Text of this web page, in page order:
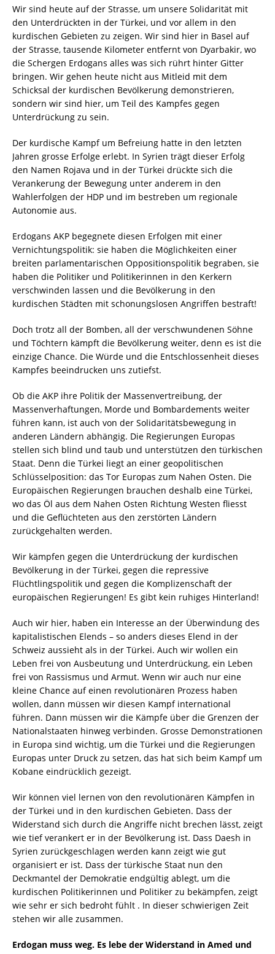
Wir sind heute auf der Strasse, um unsere Solidarität mit
den Unterdrückten in der Türkei, und vor allem in den
kurdischen Gebieten zu zeigen. Wir sind hier in Basel auf
der Strasse, tausende Kilometer entfernt von Dyarbakir, wo
die Schergen Erdogans alles was sich rührt hinter Gitter
bringen. Wir gehen heute nicht aus Mitleid mit dem
Schicksal der kurdischen Bevölkerung demonstrieren,
sondern wir sind hier, um Teil des Kampfes gegen
Unterdrückung zu sein.
Der kurdische Kampf um Befreiung hatte in den letzten
Jahren grosse Erfolge erlebt. In Syrien trägt dieser Erfolg
den Namen Rojava und in der Türkei drückte sich die
Verankerung der Bewegung unter anderem in den
Wahlerfolgen der HDP und im bestreben um regionale
Autonomie aus.
Erdogans AKP begegnete diesen Erfolgen mit einer
Vernichtungspolitik: sie haben die Möglichkeiten einer
breiten parlamentarischen Oppositionspolitik begraben, sie
haben die Politiker und Politikerinnen in den Kerkern
verschwinden lassen und die Bevölkerung in den
kurdischen Städten mit schonungslosen Angriffen bestraft!
Doch trotz all der Bomben, all der verschwundenen Söhne
und Töchtern kämpft die Bevölkerung weiter, denn es ist die
einzige Chance. Die Würde und die Entschlossenheit dieses
Kampfes beeindrucken uns zutiefst.
Ob die AKP ihre Politik der Massenvertreibung, der
Massenverhaftungen, Morde und Bombardements weiter
führen kann, ist auch von der Solidaritätsbewegung in
anderen Ländern abhängig. Die Regierungen Europas
stellen sich blind und taub und unterstützen den türkischen
Staat. Denn die Türkei liegt an einer geopolitischen
Schlüsselposition: das Tor Europas zum Nahen Osten. Die
Europäischen Regierungen brauchen deshalb eine Türkei,
wo das Öl aus dem Nahen Osten Richtung Westen fliesst
und die Geflüchteten aus den zerstörten Ländern
zurückgehalten werden.
Wir kämpfen gegen die Unterdrückung der kurdischen
Bevölkerung in der Türkei, gegen die repressive
Flüchtlingspolitik und gegen die Komplizenschaft der
europäischen Regierungen! Es gibt kein ruhiges Hinterland!
Auch wir hier, haben ein Interesse an der Überwindung des
kapitalistischen Elends – so anders dieses Elend in der
Schweiz aussieht als in der Türkei. Auch wir wollen ein
Leben frei von Ausbeutung und Unterdrückung, ein Leben
frei von Rassismus und Armut. Wenn wir auch nur eine
kleine Chance auf einen revolutionären Prozess haben
wollen, dann müssen wir diesen Kampf international
führen. Dann müssen wir die Kämpfe über die Grenzen der
Nationalstaaten hinweg verbinden. Grosse Demonstrationen
in Europa sind wichtig, um die Türkei und die Regierungen
Europas unter Druck zu setzen, das hat sich beim Kampf um
Kobane eindrücklich gezeigt.
Wir können viel lernen von den revolutionären Kämpfen in
der Türkei und in den kurdischen Gebieten. Dass der
Widerstand sich durch die Angriffe nicht brechen lässt, zeigt
wie tief verankert er in der Bevölkerung ist. Dass Daesh in
Syrien zurückgeschlagen werden kann zeigt wie gut
organisiert er ist. Dass der türkische Staat nun den
Deckmantel der Demokratie endgültig ablegt, um die
kurdischen Politikerinnen und Politiker zu bekämpfen, zeigt
wie sehr er sich bedroht fühlt . In dieser schwierigen Zeit
stehen wir alle zusammen.
Erdogan muss weg. Es lebe der Widerstand in Amed und